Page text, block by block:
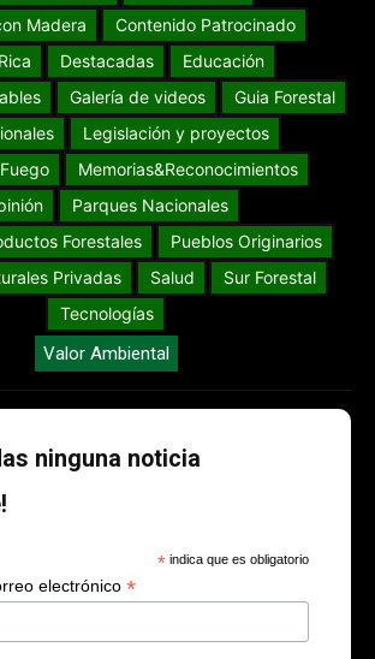
Madera
Contenido Patrocinado
Destacadas
Educación
Galería de videos
Guia Forestal
Legislación y proyectos
Memorias&Reconocimientos
Parques Nacionales
Forestales
Pueblos Originarios
Privadas
Salud
Sur Forestal
Tecnologías
Valor Ambiental
ninguna noticia
* indica que es obligatorio
electrónico *